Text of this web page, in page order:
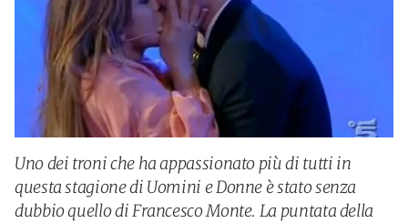
Uno dei troni che ha appassionato più di tutti in
questa stagione di Uomini e Donne è stato senza
dubbio quello di Francesco Monte. La puntata della